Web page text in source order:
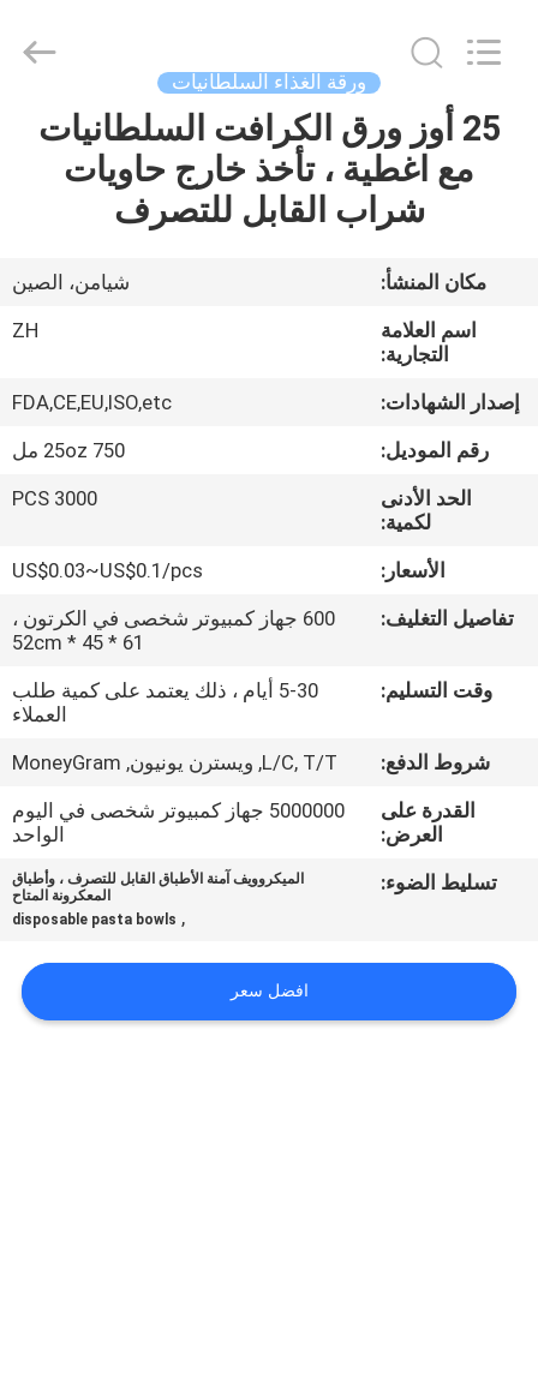
منزل،
معلومات
جولة
مراقبة
الجودة
اتصل
خريطة
Protection
Technology
Reserved.
ورقة الغذاء السلطانيات
25 أوز ورق الكرافت السلطانيات
مع اغطية ، تأخذ خارج حاويات
شراب القابل للتصرف
مكان المنشأ:
شيامن، الصين
اسم العلامة
التجارية:
ZH
إصدار الشهادات:
FDA,CE,EU,ISO,etc
رقم الموديل:
25oz 750 مل
الحد الأدنى
لكمية:
3000 PCS
الأسعار:
US$0.03~US$0.1/pcs
تفاصيل التغليف:
600 جهاز كمبيوتر شخصى في الكرتون ،
61 * 45 * 52cm
وقت التسليم:
5-30 أيام ، ذلك يعتمد على كمية طلب
العملاء
شروط الدفع:
L/C, T/T, ويسترن يونيون, MoneyGram
القدرة على
العرض:
5000000 جهاز كمبيوتر شخصى في اليوم
الواحد
تسليط الضوء:
الميكروويف آمنة الأطباق القابل للتصرف ، وأطباق
المعكرونة المتاح
,
disposable pasta bowls
افضل سعر